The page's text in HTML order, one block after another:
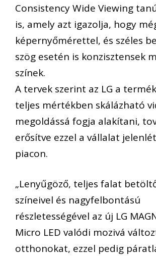
Consistency Wide Viewing
is, amely azt igazolja, hogy
képernyőmérettel, és széles
szög esetén is konzisztensek
színek.
A tervek szerint az LG a
teljes mértékben skálázható
megoldássá fogja alakítani,
erősítve ezzel a vállalat
piacon.
„Lenyűgöző, teljes falat
színeivel és nagyfelbontású
részletességével az új LG
Micro LED valódi mozivá
otthonokat, ezzel pedig